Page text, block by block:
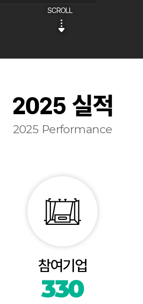
SCROLL
2025 실적
2025 Performance
참여기업
330